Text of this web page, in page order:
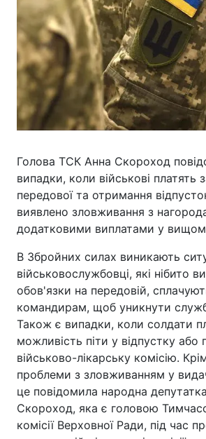
Голова ТСК Анна Скороход
випадки, коли військові платять
передової та отримання
виявлено зловживання з
додатковими виплатами у
В Збройних силах виникають
військовослужбовці, які нібито
обов'язки на передовій,
командирам, щоб уникнути
Також є випадки, коли солдати
можливість піти у відпустку або
військово-лікарську комісію.
проблеми з зловживанням у
це повідомила народна
Скороход, яка є головою
комісії Верховної Ради, під час